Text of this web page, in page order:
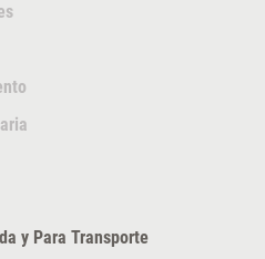
y Para Transporte